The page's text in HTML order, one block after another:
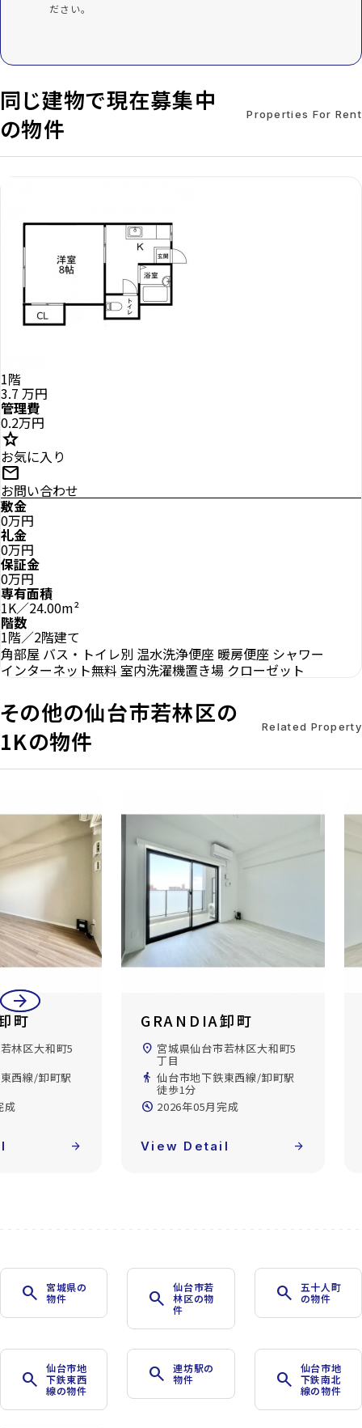
ださい。
同じ建物で現在募集中
の物件
Properties For Rent
1階
3.7 万円
管理費
0.2万円
star
お気に入り
mail
お問い合わせ
敷金
0万円
礼金
0万円
保証金
0万円
専有面積
1K／24.00m²
階数
1階／2階建て
角部屋 バス・トイレ別 温水洗浄便座 暖房便座 シャワー
インターネット無料 室内洗濯機置き場 クローゼット
その他の仙台市若林区の
1Kの物件
Related Property
arrow_back
arrow_forward
町
若林区大和町5
東西線/卸町駅
成
GRANDIA卸町
location_on 宮城県仙台市若林区大和町5
丁目
directions_walk 仙台市地下鉄東西線/卸町駅
徒歩1分
build_circle 2026年05月完成
View Detail
search
宮城県の
物件
search
仙台市若
林区の物
件
search
五十人町
の物件
search
仙台市地
下鉄東西
線の物件
search
連坊駅の
物件
search
仙台市地
下鉄南北
線の物件